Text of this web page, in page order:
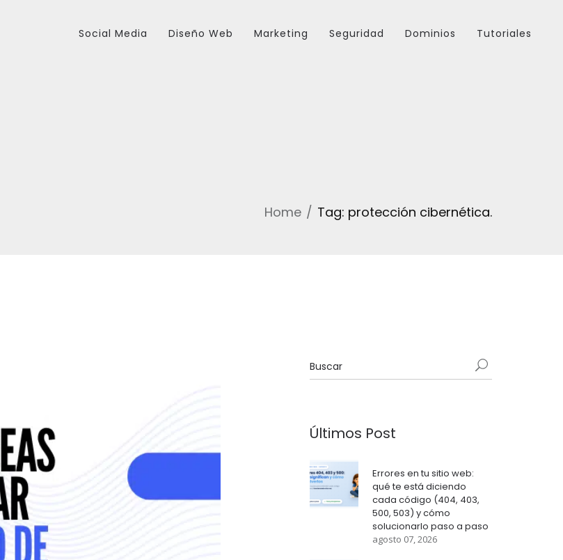
Social Media Diseño Web Marketing Seguridad Dominios Tutoriales
Home Tag: protección cibernética.
Últimos Post
Errores en tu sitio web:
qué te está diciendo
cada código (404, 403,
500, 503) y cómo
solucionarlo paso a paso
agosto 07, 2026